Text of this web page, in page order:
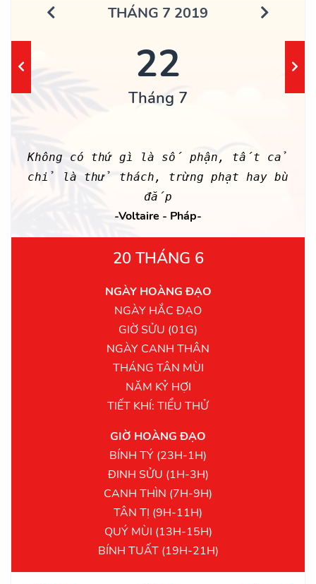
THÁNG 7 2019
22
Tháng 7
Không có thứ gì là số phận, tất cả
chỉ là thử thách, trừng phạt hay bù
đắp
-Voltaire - Pháp-
20 THÁNG 6
NGÀY HOÀNG ĐẠO
NGÀY HẮC ĐẠO
GIỜ SỬU (01G)
NGÀY CANH THÂN
THÁNG TÂN MÙI
NĂM KỶ HỢI
TIẾT KHÍ: TIỂU THỬ
GIỜ HOÀNG ĐẠO
BÍNH TÝ (23H-1H)
ĐINH SỬU (1H-3H)
CANH THÌN (7H-9H)
TÂN TỊ (9H-11H)
QUÝ MÙI (13H-15H)
BÍNH TUẤT (19H-21H)